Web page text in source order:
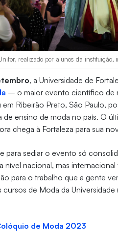
realizado por alunos da instituição,
, a Universidade de
– o maior evento científico de
Ribeirão Preto, São Paulo,
de ensino de moda no país. O
chega à Fortaleza para sua
para sediar o evento só
nível nacional, mas
para o trabalho que a gente
de Moda da Universidade
de Moda 2023